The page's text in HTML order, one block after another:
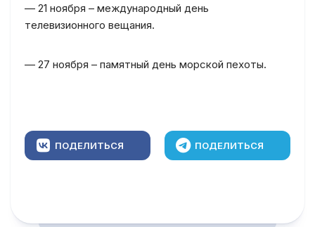
— 21 ноября – международный день
телевизионного вещания.
— 27 ноября – памятный день морской пехоты.
ПОДЕЛИТЬСЯ ПОДЕЛИТЬСЯ